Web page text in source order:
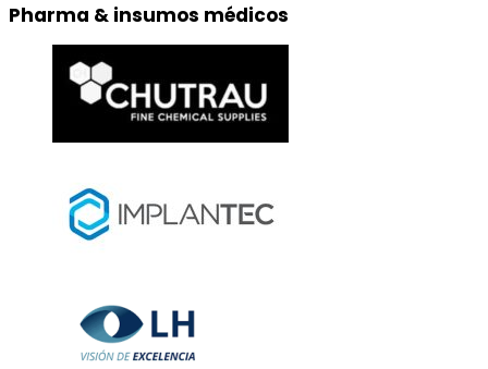
Pharma & insumos médicos